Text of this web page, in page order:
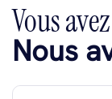
Vous
Nous